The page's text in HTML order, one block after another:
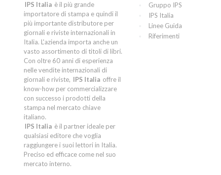
IPS Italia è il più grande
importatore di stampa e quindi il
più importante distributore per
giornali e riviste internazionali in
Italia. L'azienda importa anche un
vasto assortimento di titoli di libri.
Con oltre 60 anni di esperienza
nelle vendite internazionali di
giornali e riviste, IPS Italia offre il
know-how per commercializzare
con successo i prodotti della
stampa nel mercato chiave
italiano.
IPS Italia è il partner ideale per
qualsiasi editore che voglia
raggiungere i suoi lettori in Italia.
Preciso ed efficace come nel suo
mercato interno.
Gruppo IPS
IPS Italia
Linee Guida
Riferimenti